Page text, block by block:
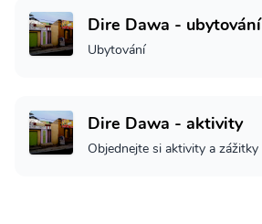
Dire Dawa - ubytování
Ubytování
Dire Dawa - aktivity
Objednejte si aktivity a zážitky